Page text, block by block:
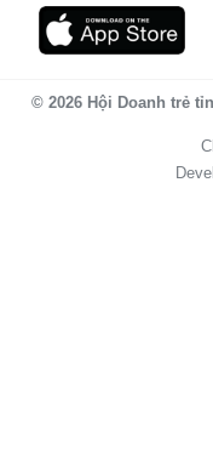
© 2026 Hội Doanh trẻ